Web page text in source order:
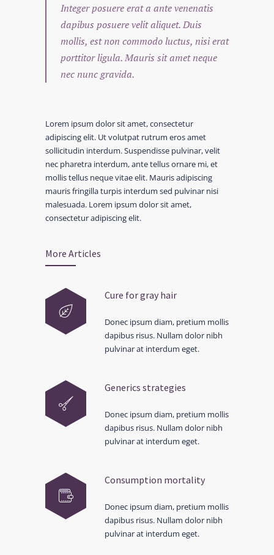
Integer posuere erat a ante venenatis
dapibus posuere velit aliquet. Duis
mollis, est non commodo luctus, nisi erat
porttitor ligula. Mauris sit amet neque
nec nunc gravida.
Lorem ipsum dolor sit amet, consectetur
adipiscing elit. Ut volutpat rutrum eros amet
sollicitudin interdum. Suspendisse pulvinar, velit
nec pharetra interdum, ante tellus ornare mi, et
mollis tellus neque vitae elit. Mauris adipiscing
mauris fringilla turpis interdum sed pulvinar nisi
malesuada. Lorem ipsum dolor sit amet,
consectetur adipiscing elit.
More Articles
Cure for gray hair
Donec ipsum diam, pretium mollis
dapibus risus. Nullam dolor nibh
pulvinar at interdum eget.
Generics strategies
Donec ipsum diam, pretium mollis
dapibus risus. Nullam dolor nibh
pulvinar at interdum eget.
Consumption mortality
Donec ipsum diam, pretium mollis
dapibus risus. Nullam dolor nibh
pulvinar at interdum eget.